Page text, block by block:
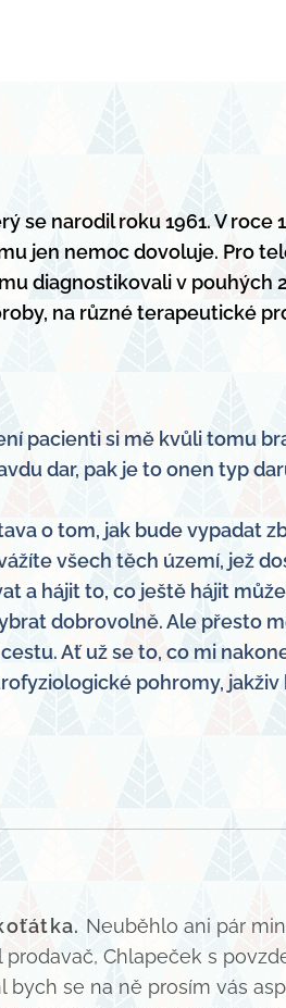
se narodil roku 1961. V roce
jen nemoc dovoluje. Pro
diagnostikovali v pouhých
na různé terapeutické
pacienti si mě kvůli tomu
dar, pak je to onen typ
o tom, jak bude vypadat
všech těch území, jež
a hájit to, co ještě hájit
dobrovolně. Ale přesto
Ať už se to, co mi nakon
pohromy,
Neuběhlo ani pár
prodavač, Chlapeček s
se na ně prosím vás